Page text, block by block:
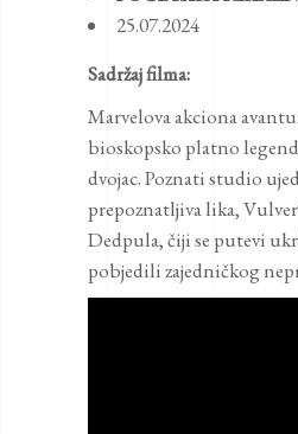
25.07.2024
Sadržaj filma:
Marvelova akciona
bioskopsko platno
dvojac. Poznati studio
prepoznatljiva lika,
Dedpula, čiji se putevi
pobjedili zajedničkog